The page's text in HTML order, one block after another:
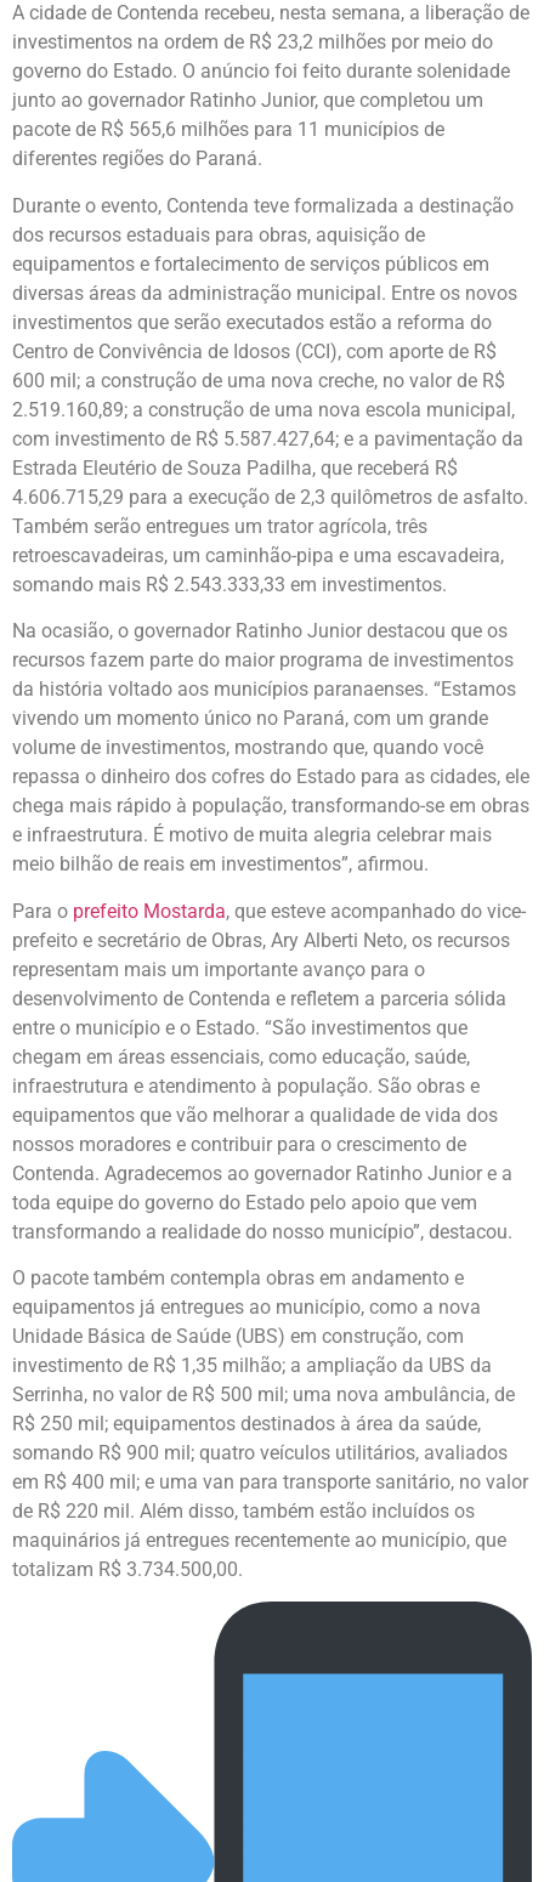
A cidade de Contenda recebeu, nesta semana, a liberação de
investimentos na ordem de R$ 23,2 milhões por meio do
governo do Estado. O anúncio foi feito durante solenidade
junto ao governador Ratinho Junior, que completou um
pacote de R$ 565,6 milhões para 11 municípios de
diferentes regiões do Paraná.
Durante o evento, Contenda teve formalizada a destinação
dos recursos estaduais para obras, aquisição de
equipamentos e fortalecimento de serviços públicos em
diversas áreas da administração municipal. Entre os novos
investimentos que serão executados estão a reforma do
Centro de Convivência de Idosos (CCI), com aporte de R$
600 mil; a construção de uma nova creche, no valor de R$
2.519.160,89; a construção de uma nova escola municipal,
com investimento de R$ 5.587.427,64; e a pavimentação da
Estrada Eleutério de Souza Padilha, que receberá R$
4.606.715,29 para a execução de 2,3 quilômetros de asfalto.
Também serão entregues um trator agrícola, três
retroescavadeiras, um caminhão-pipa e uma escavadeira,
somando mais R$ 2.543.333,33 em investimentos.
Na ocasião, o governador Ratinho Junior destacou que os
recursos fazem parte do maior programa de investimentos
da história voltado aos municípios paranaenses. “Estamos
vivendo um momento único no Paraná, com um grande
volume de investimentos, mostrando que, quando você
repassa o dinheiro dos cofres do Estado para as cidades, ele
chega mais rápido à população, transformando-se em obras
e infraestrutura. É motivo de muita alegria celebrar mais
meio bilhão de reais em investimentos”, afirmou.
Para o prefeito Mostarda, que esteve acompanhado do vice-
prefeito e secretário de Obras, Ary Alberti Neto, os recursos
representam mais um importante avanço para o
desenvolvimento de Contenda e refletem a parceria sólida
entre o município e o Estado. “São investimentos que
chegam em áreas essenciais, como educação, saúde,
infraestrutura e atendimento à população. São obras e
equipamentos que vão melhorar a qualidade de vida dos
nossos moradores e contribuir para o crescimento de
Contenda. Agradecemos ao governador Ratinho Junior e a
toda equipe do governo do Estado pelo apoio que vem
transformando a realidade do nosso município”, destacou.
O pacote também contempla obras em andamento e
equipamentos já entregues ao município, como a nova
Unidade Básica de Saúde (UBS) em construção, com
investimento de R$ 1,35 milhão; a ampliação da UBS da
Serrinha, no valor de R$ 500 mil; uma nova ambulância, de
R$ 250 mil; equipamentos destinados à área da saúde,
somando R$ 900 mil; quatro veículos utilitários, avaliados
em R$ 400 mil; e uma van para transporte sanitário, no valor
de R$ 220 mil. Além disso, também estão incluídos os
maquinários já entregues recentemente ao município, que
totalizam R$ 3.734.500,00.